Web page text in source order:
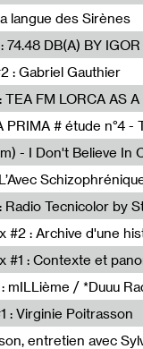
Pernet
langue des Sirènes
: Gabriel Gauthier
Gauthier
della Crisi
mILLième / *Duuu
: Virginie Poitrasson
Poitrasson